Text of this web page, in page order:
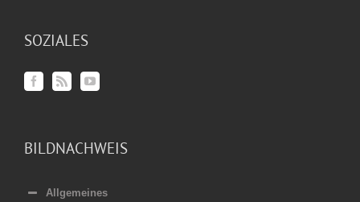
SOZIALES
BILDNACHWEIS
Allgemeines